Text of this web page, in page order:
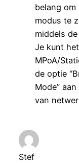
belang
modus te
middels de
Je kunt
MPoA/
de optie
Mode”
van
Stef